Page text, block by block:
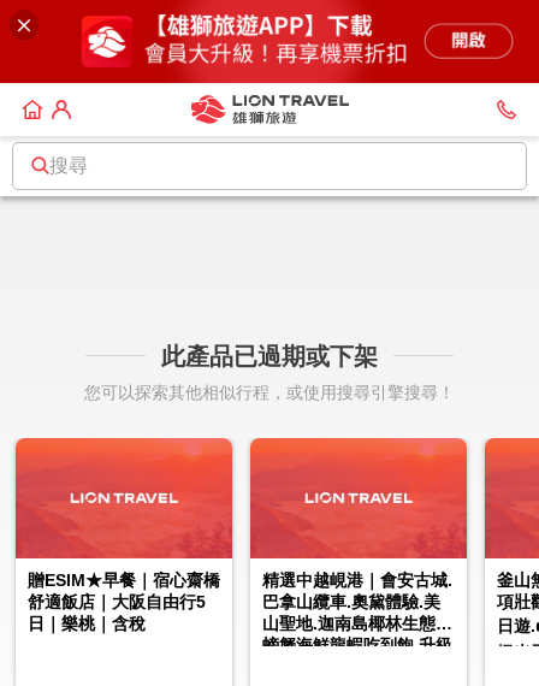
搜尋
此產品已過期或下架
您可以探索其他相似行程，或使用搜尋引擎搜尋！
贈ESIM★早餐｜宿心齋橋
舒適飯店｜大阪自由行5
日｜樂桃｜含稅
精選中越峴港｜會安古城.
巴拿山纜車.奧黛體驗.美
山聖地.迦南島椰林生態.
螃蟹海鮮龍蝦吃到飽.升級
釜山
項壯
日遊
燈光